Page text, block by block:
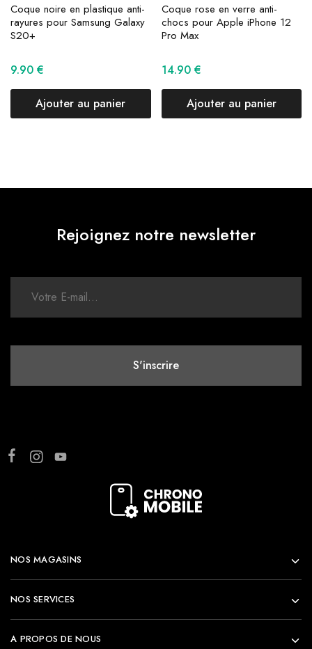
Coque noire en plastique anti-
rayures pour Samsung Galaxy
S20+
9.90 €
Ajouter au panier
Coque rose en verre anti-
chocs pour Apple iPhone 12
Pro Max
14.90 €
Ajouter au panier
Rejoignez notre newsletter
NOS MAGASINS
NOS SERVICES
A PROPOS DE NOUS